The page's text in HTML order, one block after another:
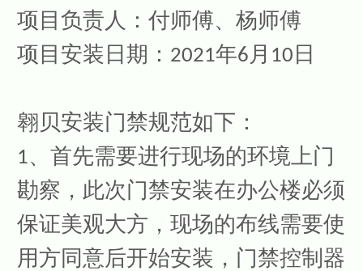
项目负责人：付师傅、杨师傅
项目安装日期：2021年6月10日
翱贝安装门禁规范如下：
1、首先需要进行现场的环境上门
勘察，此次门禁安装在办公楼必须
保证美观大方， 现场的布线需要使
用方同意后开始安装 ，门禁控制器